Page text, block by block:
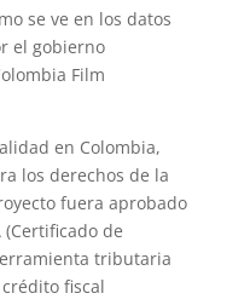
se ve en los datos
el gobierno
Film
en Colombia,
los derechos de la
fuera aprobado
de
tributaria
fiscal